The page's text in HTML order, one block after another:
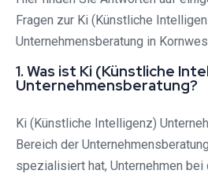
Fragen zur Ki (Künstliche
Unternehmensberatung in
1. Was ist Ki (Künstliche
Unternehmensberatung?
Ki (Künstliche Intelligenz)
Bereich der
spezialisiert hat, Unternehmen bei